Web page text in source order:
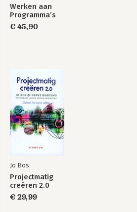
Werken aan
Programma’s
€ 45,90
Jo Bos
Projectmatig
creëren 2.0
€ 29,99